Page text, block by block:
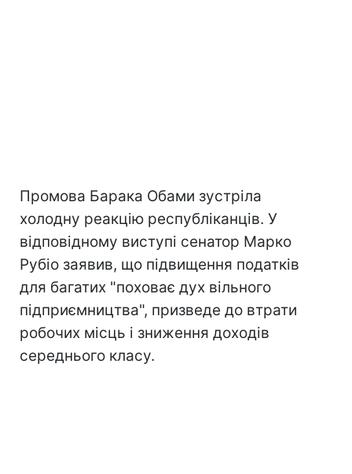
Промова Барака Обами зустріла
холодну реакцію республіканців. У
відповідному виступі сенатор Марко
Рубіо заявив, що підвищення податків
для багатих "поховає дух вільного
підприємництва", призведе до втрати
робочих місць і зниження доходів
середнього класу.